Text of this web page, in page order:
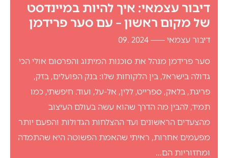
דיבור עצמאי: איך להיות במיינדסט
של מקום ראשון – עם סער פרידמן
דיבור עצמאי 2024 .09
סער פרידמן מנהל את סוכנות המיתוג והפרסום אולי הכי
גדולה בישראל, בין הלקוחות שלו: בנק הפועלים, בזק,
פריגת, בלאק, ספרייט, ללין, אל-על, ועוד. חיפשתי, כמו
תמיד, להבין מה הדרך שהוא עשה בעולם העיצוב
מהצעדים הראשונים ועד ההצלחות הגדולות והפעם יותר
מפעמים אחרות, ראיתי שהאמת הפשוטה היא שהתמדה
ומחזוריות הם...